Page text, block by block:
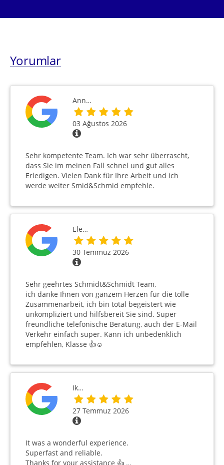
Yorumlar
Ann…
03 Ağustos 2026
Sehr kompetente Team. Ich war sehr überrascht,
dass Sie im meinen Fall schnel und gut alles
Erledigen. Vielen Dank für Ihre Arbeit und ich
werde weiter Smid&Schmid empfehle.
Ele…
30 Temmuz 2026
Sehr geehrtes Schmidt&Schmidt Team,
ich danke Ihnen von ganzem Herzen für die tolle
Zusammenarbeit, ich bin total begeistert wie
unkompliziert und hilfsbereit Sie sind. Super
freundliche telefonische Beratung, auch der E-Mail
Verkehr einfach super. Kann ich unbedenklich
empfehlen, Klasse 👍☺️
Ik…
27 Temmuz 2026
It was a wonderful experience.
Superfast and reliable.
Thanks for your assistance 👍 …